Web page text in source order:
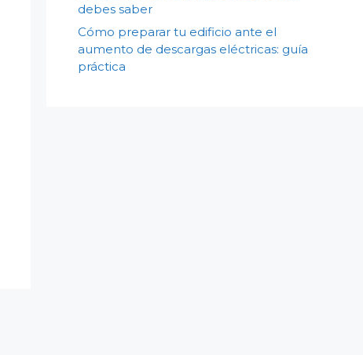
debes saber
Cómo preparar tu edificio ante el
aumento de descargas eléctricas: guía
práctica